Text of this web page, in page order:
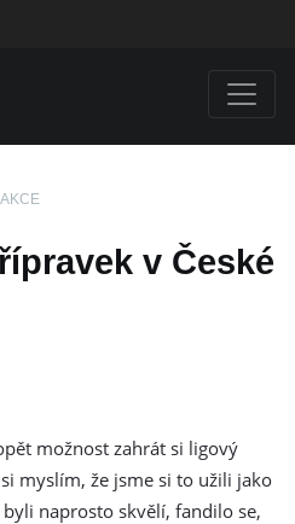
v České
možnost zahrát si ligový
myslím, že jsme si to užili jako
naprosto skvělí, fandilo se,